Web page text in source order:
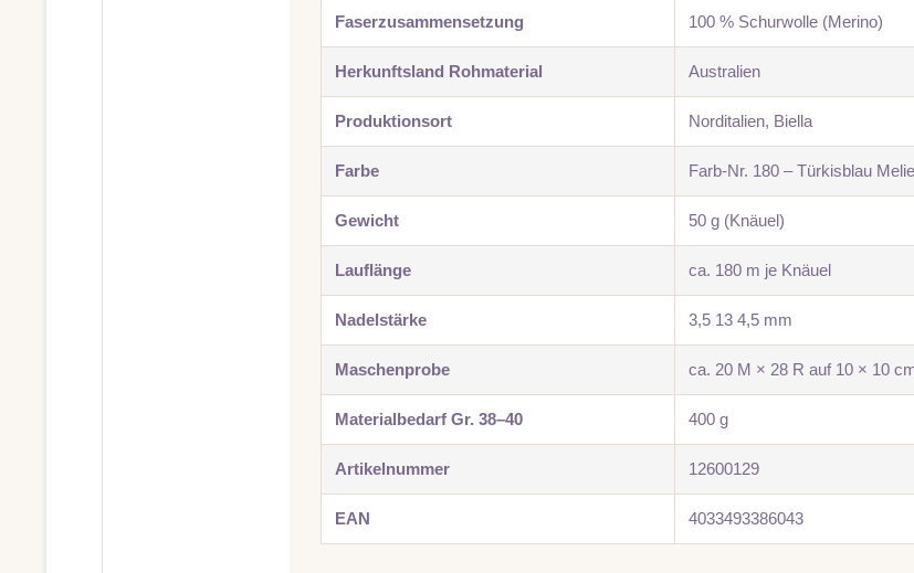
Faserzusammensetzung 100 % Schurwolle (Merino)
Herkunftsland Rohmaterial Australien
Produktionsort Norditalien, Biella
Farbe Farb-Nr. 180 – Türkisblau
Gewicht 50 g (Knäuel)
Lauflänge ca. 180 m je Knäuel
Nadelstärke 3,5 13 4,5 mm
Maschenprobe ca. 20 M × 28 R auf 10 × 10
Materialbedarf Gr. 38–40 400 g
Artikelnummer 12600129
EAN 4033493386043